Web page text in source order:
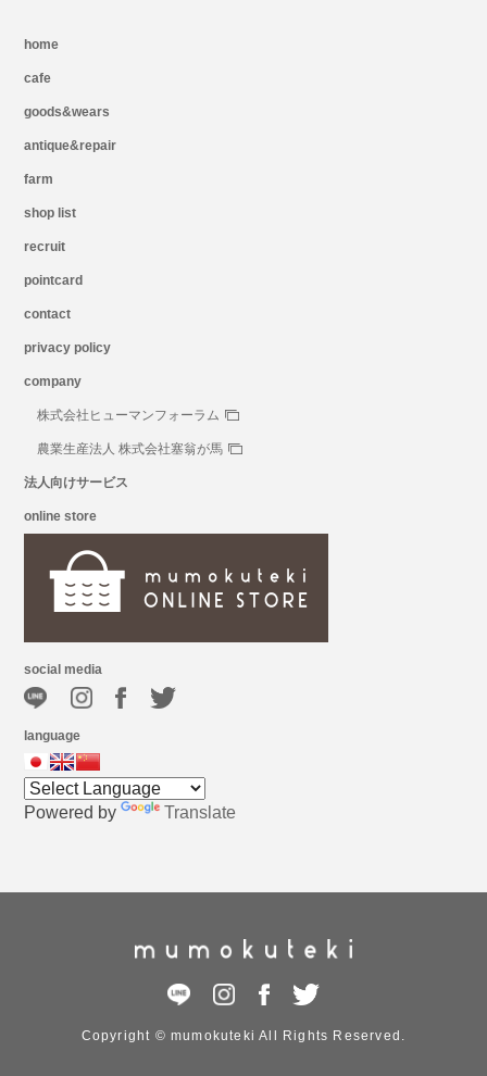
home
cafe
goods&wears
antique&repair
farm
shop list
recruit
pointcard
contact
privacy policy
company
株式会社ヒューマンフォーラム
農業生産法人 株式会社塞翁が馬
法人向けサービス
online store
social media
language
Powered by Translate
Copyright © mumokuteki All Rights Reserved.